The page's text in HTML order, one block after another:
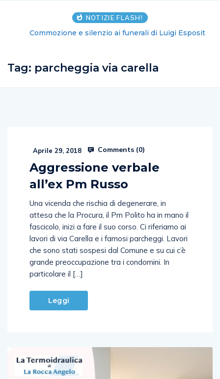
NOTIZIE FLASH!
Commozione e silenzio ai funerali di Luigi Esposito
Tag: parcheggia via carella
Aprile 29, 2018 Comments (0)
Aggressione verbale
all’ex Pm Russo
Una vicenda che rischia di degenerare, in
attesa che la Procura, il Pm Polito ha in mano il
fascicolo, inizi a fare il suo corso. Ci riferiamo ai
lavori di via Carella e i famosi parcheggi. Lavori
che sono stati sospesi dal Comune e su cui c’è
grande preoccupazione tra i condomini. In
particolare il […]
Leggi